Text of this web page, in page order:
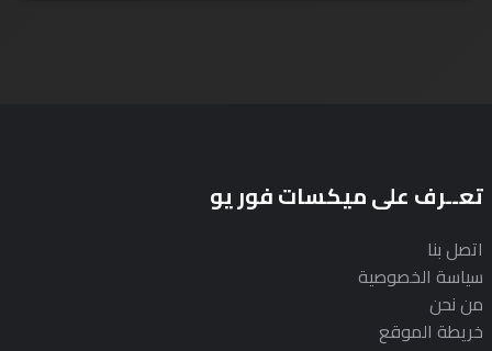
تعــرف على ميكسات فور يو
اتصل بنا
سياسة الخصوصية
من نحن
خريطة الموقع